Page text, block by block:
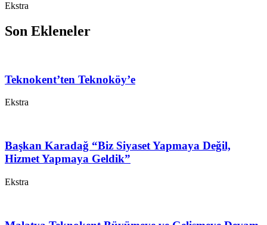
Ekstra
Son Ekleneler
Teknokent’ten Teknoköy’e
Ekstra
Başkan Karadağ “Biz Siyaset Yapmaya Değil,
Hizmet Yapmaya Geldik”
Ekstra